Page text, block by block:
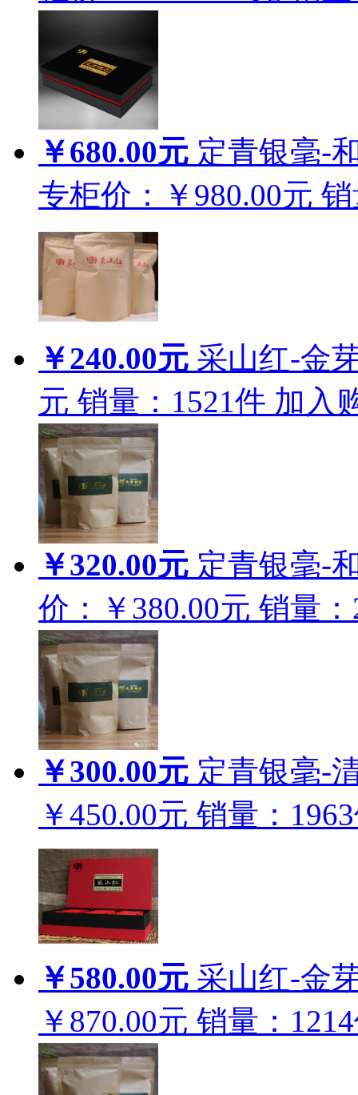
￥680.00元 定青银毫-
专柜价：￥980.00元
￥240.00元 采山红-金
元 销量： 1521件 加入
￥320.00元 定青银毫-
价：￥380.00元 销量：
￥300.00元 定青银毫-
￥450.00元 销量： 1963
￥580.00元 采山红-金
￥870.00元 销量： 1214